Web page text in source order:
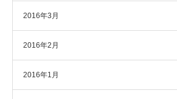
2016年3月
2016年2月
2016年1月